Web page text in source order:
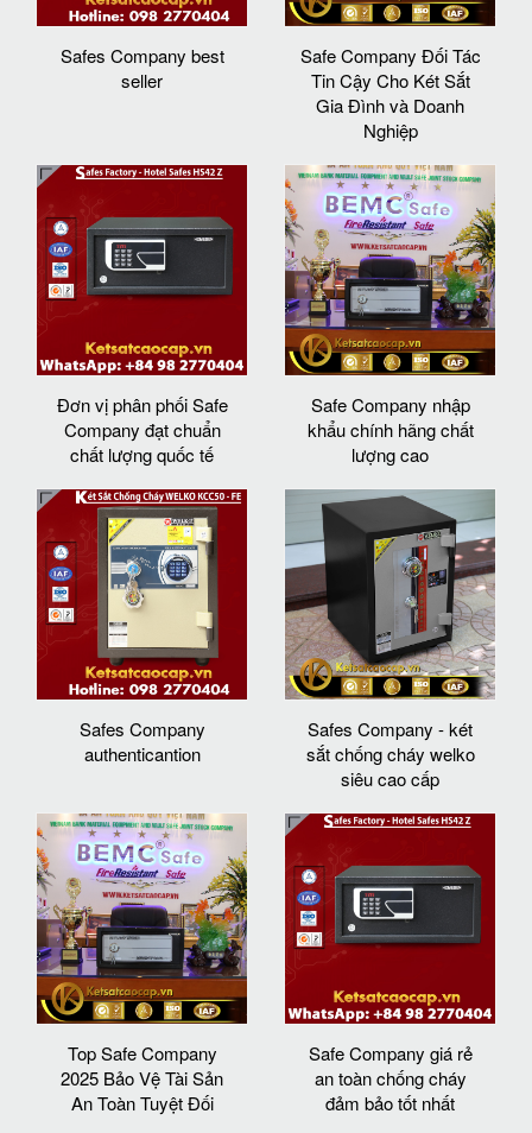
Safes Company best
seller
Safe Company Đối Tác
Tin Cậy Cho Két Sắt
Gia Đình và Doanh
Nghiệp
Đơn vị phân phối Safe
Company đạt chuẩn
chất lượng quốc tế
Safe Company nhập
khẩu chính hãng chất
lượng cao
Safes Company
authenticantion
Safes Company - két
sắt chống cháy welko
siêu cao cấp
Top Safe Company
2025 Bảo Vệ Tài Sản
An Toàn Tuyệt Đối
Safe Company giá rẻ
an toàn chống cháy
đảm bảo tốt nhất